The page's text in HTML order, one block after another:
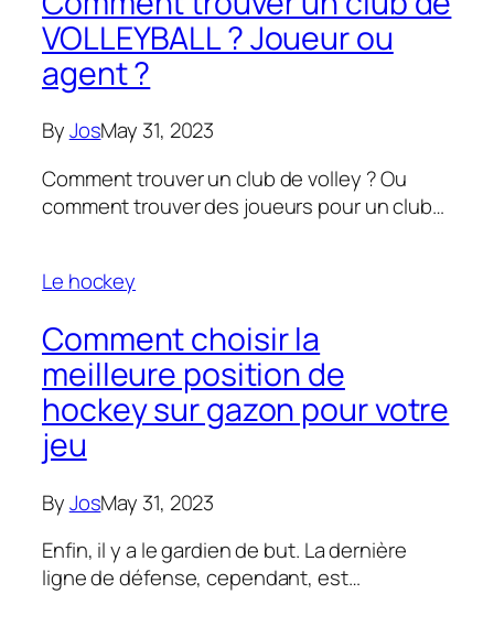
VOLLEYBALL ? Joueur ou
agent ?
ByJosMay 31, 2023
Comment trouver un club de volley ? Ou
comment trouver des joueurs pour un club…
Le hockey
Comment choisir la
meilleure position de
hockey sur gazon pour votre
jeu
ByJosMay 31, 2023
Enfin, il y a le gardien de but. La dernière
ligne de défense, cependant, est…